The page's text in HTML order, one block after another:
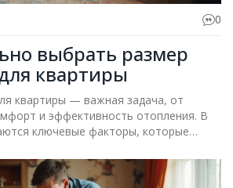
0
выбрать размер
квартиры
квартиры — важная задача, от
и эффективность отопления. В
ключевые факторы, которые
Учитывая площадь, тип помещения
вы сможете сделать правильный